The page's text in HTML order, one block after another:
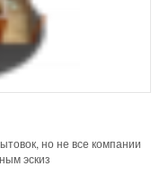
но не все компании
эскиз